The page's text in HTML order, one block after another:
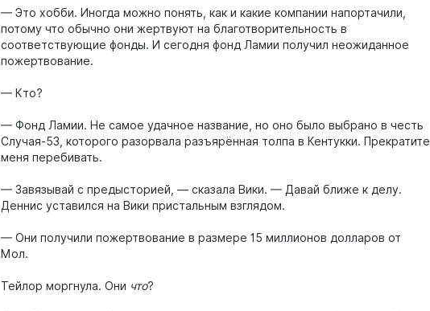
— Это хобби. Иногда можно понять, как и какие компании напортачили,
потому что обычно они жертвуют на благотворительность в
соответствующие фонды. И сегодня фонд Ламии получил неожиданное
пожертвование.
— Кто?
— Фонд Ламии. Не самое удачное название, но оно было выбрано в честь
Случая-53, которого разорвала разъярённая толпа в Кентукки. Прекратите
меня перебивать.
— Завязывай с предысторией, — сказала Вики. — Давай ближе к делу.
Деннис уставился на Вики пристальным взглядом.
— Они получили пожертвование в размере 15 миллионов долларов от
Мол.
Тейлор моргнула. Они что?